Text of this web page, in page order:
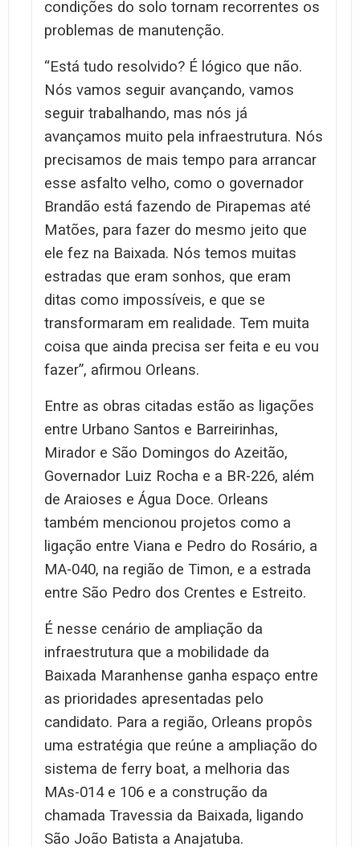
condições do solo tornam recorrentes os
problemas de manutenção.
“Está tudo resolvido? É lógico que não.
Nós vamos seguir avançando, vamos
seguir trabalhando, mas nós já
avançamos muito pela infraestrutura. Nós
precisamos de mais tempo para arrancar
esse asfalto velho, como o governador
Brandão está fazendo de Pirapemas até
Matões, para fazer do mesmo jeito que
ele fez na Baixada. Nós temos muitas
estradas que eram sonhos, que eram
ditas como impossíveis, e que se
transformaram em realidade. Tem muita
coisa que ainda precisa ser feita e eu vou
fazer”, afirmou Orleans.
Entre as obras citadas estão as ligações
entre Urbano Santos e Barreirinhas,
Mirador e São Domingos do Azeitão,
Governador Luiz Rocha e a BR-226, além
de Araioses e Água Doce. Orleans
também mencionou projetos como a
ligação entre Viana e Pedro do Rosário, a
MA-040, na região de Timon, e a estrada
entre São Pedro dos Crentes e Estreito.
É nesse cenário de ampliação da
infraestrutura que a mobilidade da
Baixada Maranhense ganha espaço entre
as prioridades apresentadas pelo
candidato. Para a região, Orleans propôs
uma estratégia que reúne a ampliação do
sistema de ferry boat, a melhoria das
MAs-014 e 106 e a construção da
chamada Travessia da Baixada, ligando
São João Batista a Anajatuba.